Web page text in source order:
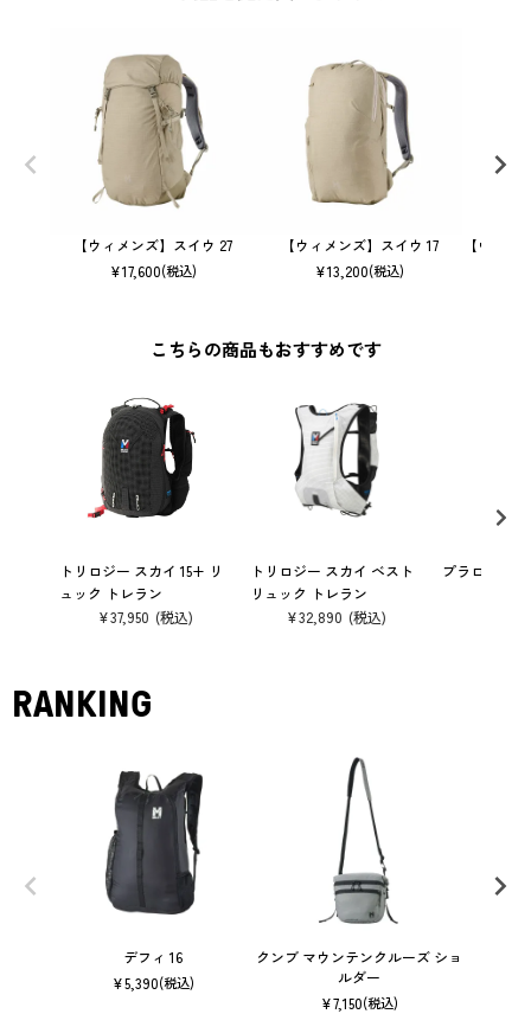
【ウィメンズ】スイウ 27
¥17,600(税込)
【ウィメンズ】スイウ 17
¥13,200(税込)
【ウィ
こちらの商品もおすすめです
トリロジー スカイ 15+ リ
ュック トレラン
¥37,950
トリロジー スカイ ベスト
リュック トレラン
¥32,890
プラロ NX 14
RANKING
デフィ 16
¥5,390(税込)
クンブ マウンテンクルーズ ショ
ルダー
¥7,150(税込)